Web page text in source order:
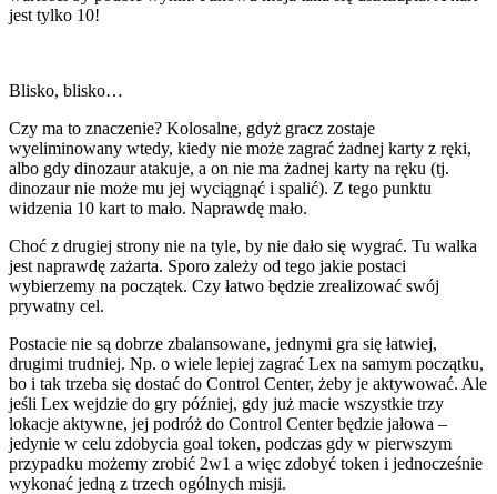
jest tylko 10!
Blisko, blisko…
Czy ma to znaczenie? Kolosalne, gdyż gracz zostaje
wyeliminowany wtedy, kiedy nie może zagrać żadnej karty z ręki,
albo gdy dinozaur atakuje, a on nie ma żadnej karty na ręku (tj.
dinozaur nie może mu jej wyciągnąć i spalić). Z tego punktu
widzenia 10 kart to mało. Naprawdę mało.
Choć z drugiej strony nie na tyle, by nie dało się wygrać. Tu walka
jest naprawdę zażarta. Sporo zależy od tego jakie postaci
wybierzemy na początek. Czy łatwo będzie zrealizować swój
prywatny cel.
Postacie nie są dobrze zbalansowane, jednymi gra się łatwiej,
drugimi trudniej. Np. o wiele lepiej zagrać Lex na samym początku,
bo i tak trzeba się dostać do Control Center, żeby je aktywować. Ale
jeśli Lex wejdzie do gry później, gdy już macie wszystkie trzy
lokacje aktywne, jej podróż do Control Center będzie jałowa –
jedynie w celu zdobycia goal token, podczas gdy w pierwszym
przypadku możemy zrobić 2w1 a więc zdobyć token i jednocześnie
wykonać jedną z trzech ogólnych misji.